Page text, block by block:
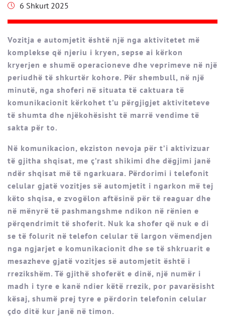
6 Shkurt 2025
Vozitja e automjetit është një nga aktivitetet më
komplekse që njeriu i kryen, sepse ai kërkon
kryerjen e shumë operacioneve dhe veprimeve në një
periudhë të shkurtër kohore. Për shembull, në një
minutë, nga shoferi në situata të caktuara të
komunikacionit kërkohet t’u përgjigjet aktiviteteve
të shumta dhe njëkohësisht të marrë vendime të
sakta për to.
Në komunikacion, ekziston nevoja për t’i aktivizuar
të gjitha shqisat, me ç’rast shikimi dhe dëgjimi janë
ndër shqisat më të ngarkuara. Përdorimi i telefonit
celular gjatë vozitjes së automjetit i ngarkon më tej
këto shqisa, e zvogëlon aftësinë për të reaguar dhe
në mënyrë të pashmangshme ndikon në rënien e
përqendrimit të shoferit. Nuk ka shofer që nuk e di
se të folurit në telefon celular të largon vëmendjen
nga ngjarjet e komunikacionit dhe se të shkruarit e
mesazheve gjatë vozitjes së automjetit është i
rrezikshëm. Të gjithë shoferët e dinë, një numër i
madh i tyre e kanë ndier këtë rrezik, por pavarësisht
kësaj, shumë prej tyre e përdorin telefonin celular
çdo ditë kur janë në timon.